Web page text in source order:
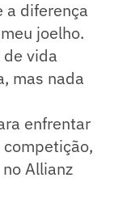
a diferença
joelho.
de vida
mas nada
enfrentar
Allianz